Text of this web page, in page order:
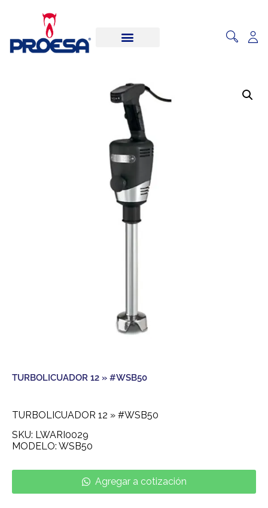
TURBOLICUADOR 12 » #WSB50
TURBOLICUADOR 12 » #WSB50
SKU: LWARI0029
MODELO: WSB50
Agregar a cotización